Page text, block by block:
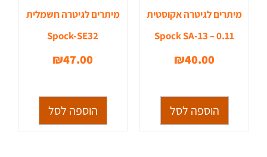
מיתרים לגיטרה אקוסטית
Spock SA-13 – 0.11
₪40.00
הוספה לסל
מיתרים לגיטרה חשמלית
Spock-SE32
₪47.00
הוספה לסל